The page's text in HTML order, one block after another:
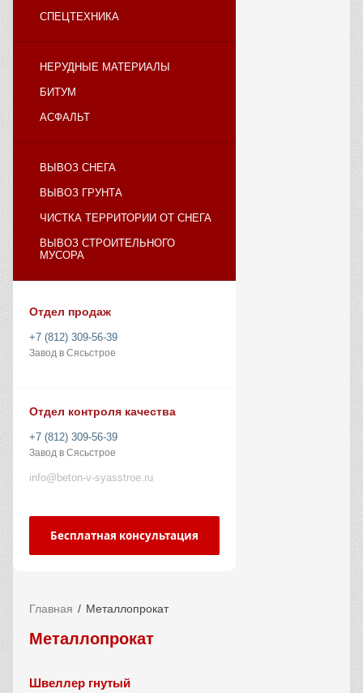
СПЕЦТЕХНИКА
НЕРУДНЫЕ МАТЕРИАЛЫ
БИТУМ
АСФАЛЬТ
ВЫВОЗ СНЕГА
ВЫВОЗ ГРУНТА
ЧИСТКА ТЕРРИТОРИИ ОТ СНЕГА
ВЫВОЗ СТРОИТЕЛЬНОГО
МУСОРА
Отдел продаж
+7 (812) 309-56-39
Завод в Сясьстрое
Отдел контроля качества
+7 (812) 309-56-39
Завод в Сясьстрое
info@beton-v-syasstroe.ru
Бесплатная консультация
Главная Металлопрокат
Металлопрокат
Швеллер гнутый